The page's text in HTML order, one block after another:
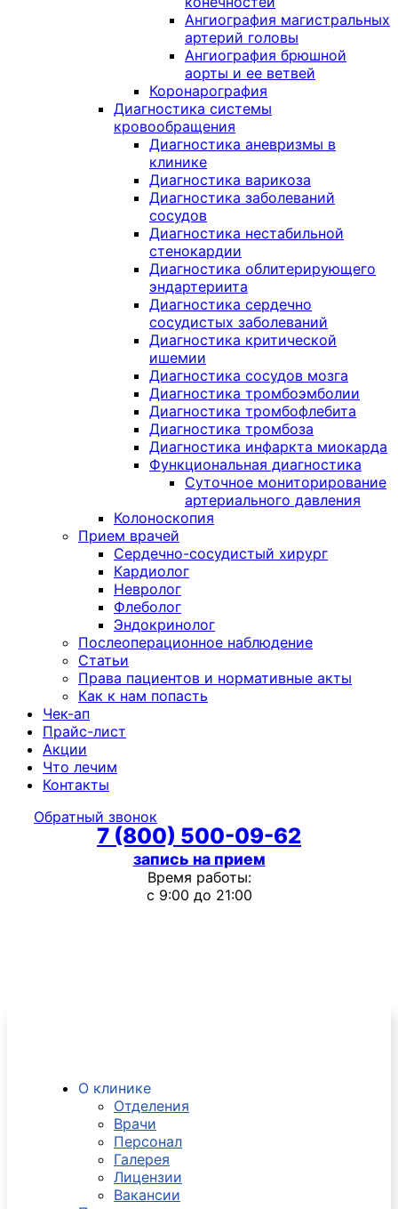
Ангиография магистральных
артерий головы
Ангиография брюшной
аорты и ее ветвей
Коронарография
Диагностика системы
кровообращения
Диагностика аневризмы в
клинике
Диагностика варикоза
Диагностика заболеваний
сосудов
Диагностика нестабильной
стенокардии
Диагностика облитерирующего
эндартериита
Диагностика сердечно
сосудистых заболеваний
Диагностика критической
ишемии
Диагностика сосудов мозга
Диагностика тромбоэмболии
Диагностика тромбофлебита
Диагностика тромбоза
Диагностика инфаркта миокарда
Функциональная диагностика
Суточное мониторирование
артериального давления
Колоноскопия
Прием врачей
Сердечно-сосудистый хирург
Кардиолог
Невролог
Флеболог
Эндокринолог
Послеоперационное наблюдение
Статьи
Права пациентов и нормативные акты
Как к нам попасть
Чек-ап
Прайс-лист
Акции
Что лечим
Контакты
Обратный звонок
7 (800) 500-09-62
запись на прием
Время работы:
с 9:00 до 21:00
О клинике
Отделения
Врачи
Персонал
Галерея
Лицензии
Вакансии